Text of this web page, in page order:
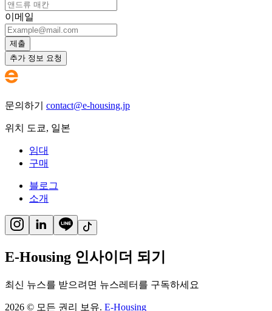
이메일
제출
추가 정보 요청
문의하기 contact@e-housing.jp
위치 도쿄, 일본
임대
구매
블로그
소개
E-Housing 인사이더 되기
최신 뉴스를 받으려면 뉴스레터를 구독하세요
2026 © 모든 권리 보유. E-Housing